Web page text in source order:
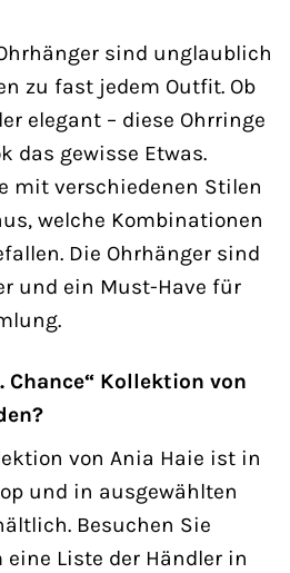
sind unglaublich
zu fast jedem Outfit. Ob
elegant – diese Ohrringe
das gewisse Etwas.
mit verschiedenen Stilen
welche Kombinationen
Die Ohrhänger sind
und ein Must-Have für
Chance“ Kollektion von
von Ania Haie ist in
und in ausgewählten
Besuchen Sie
eine Liste der Händler in